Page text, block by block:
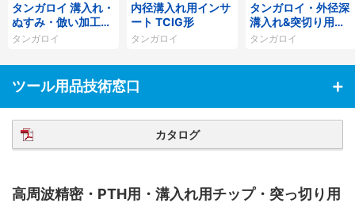
タンガロイ 溝入れ・
ぬすみ・倣い加工用
チップ STR
タンガロイ
内径溝入れ用インサ
ート TCIG形
タンガロイ
タンガロイ・外径深
溝入れ&突切り用イ
ンサート QGM形
タンガロイ
ツール用品技術窓口
カタログ
高周波精密・PTH用・溝入れ用チップ・突っ切り用